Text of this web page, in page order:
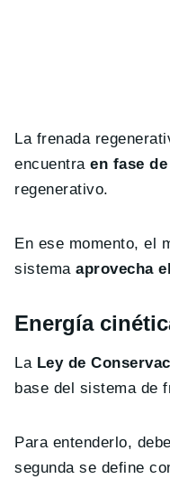
La frenada
encuentraen fase
regenerativo.
En ese momento, el
sistemaaprovecha
Energía
La Ley de
base del sistema de
Para entenderlo,
segunda se define